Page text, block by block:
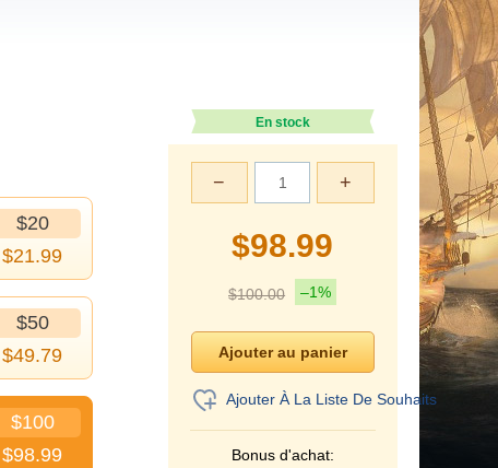
$20
$21.99
$50
$49.79
$100
$98.99
En stock
+
−
$98.99
$100.00 –1%
Ajouter À La Liste De Souhaits
Bonus d'achat: